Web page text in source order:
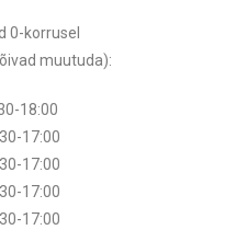
0-korrusel
muutuda):
18:00
-17:00
-17:00
-17:00
-17:00